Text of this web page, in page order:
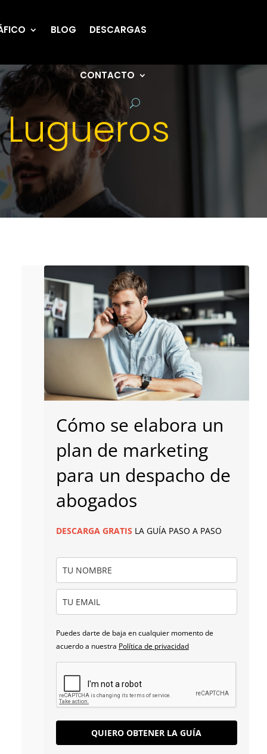
BLOG DESCARGAS
CONTACTO
Cómo se elabora un
plan de marketing
para un despacho de
abogados
DESCARGA GRATIS LA GUÍA PASO A PASO
Puedes darte de baja en cualquier momento de
acuerdo a nuestra Política de privacidad
QUIERO OBTENER LA GUÍA